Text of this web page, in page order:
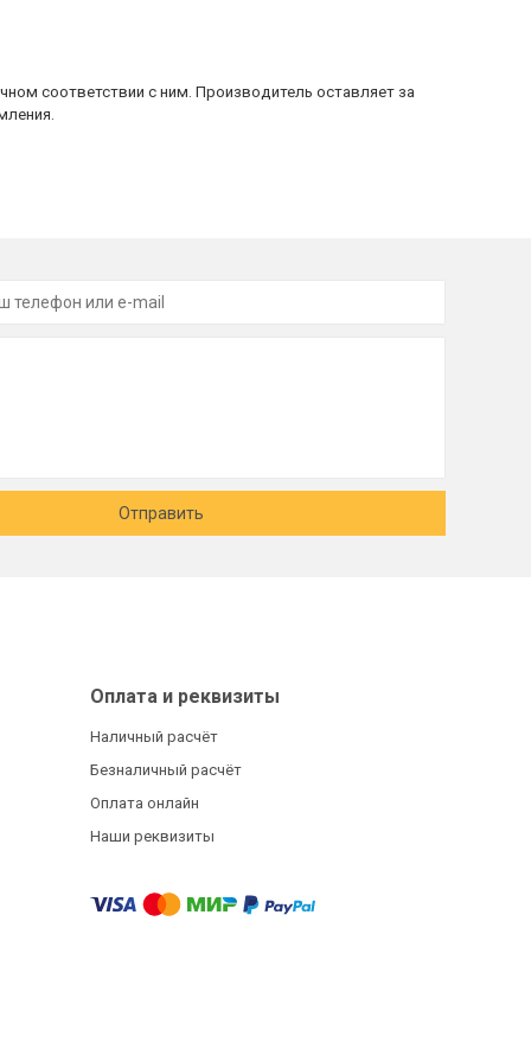
соответствии с ним. Производитель оставляет за
Отправить
Оплата и реквизиты
Наличный расчёт
Безналичный расчёт
Оплата онлайн
Наши реквизиты